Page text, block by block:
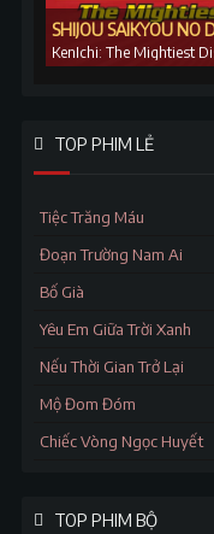
SHIJOU SAIKYOU NO
KenIchi: The Mightiest
TOP PHIM LẺ
Tiệc Trăng Máu
Đoạn Trường Nam Ai
Bố Già
Yêu Em Giữa Trời Xanh
Nếu Thời Gian Trở Lại
Mộ Đom Đóm
Chiếc Vòng Ngọc Huyết
TOP PHIM BỘ